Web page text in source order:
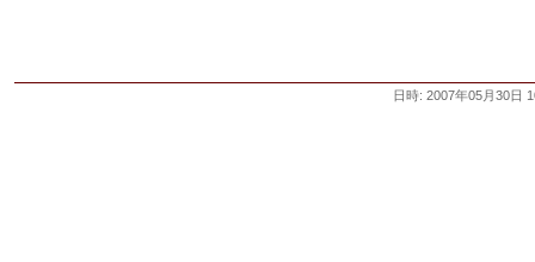
日時: 2007年05月30日